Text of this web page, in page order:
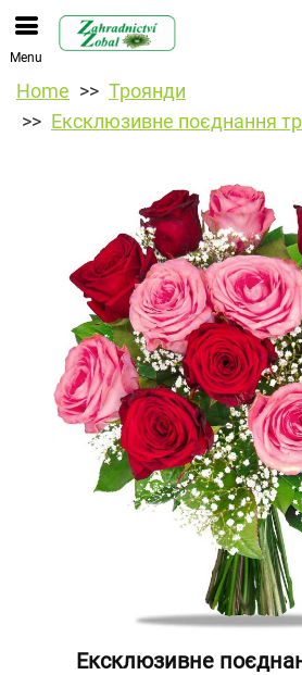
Menu
Home
Троянди
Ексклюзивне поєднання
Ексклюзивне